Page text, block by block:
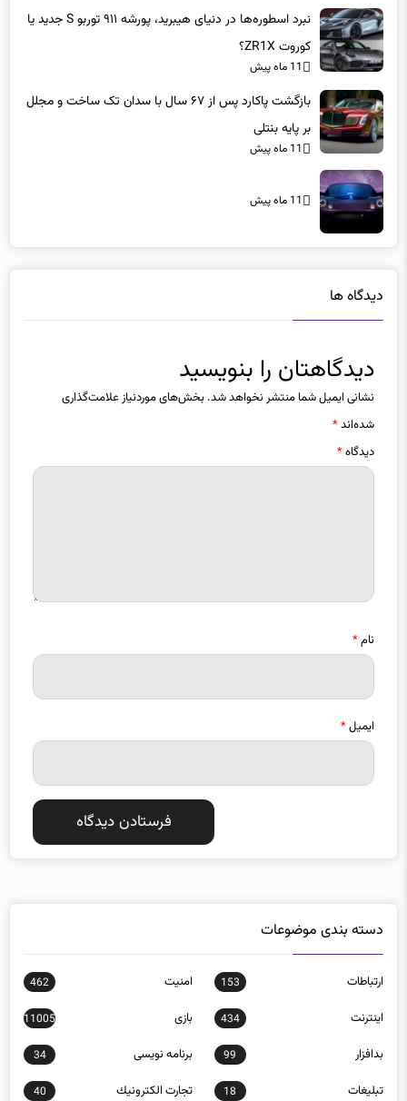
نبرد اسطوره‌ها در دنیای هیبرید، پورشه ۹۱۱ توربو S جدید یا
کوروت ZR1X؟
11 ماه پیش
بازگشت پاکارد پس از ۶۷ سال با سدان تک ساخت و مجلل
بر پایه بنتلی
11 ماه پیش
11 ماه پیش
دیدگاه ها
دیدگاهتان را بنویسید
نشانی ایمیل شما منتشر نخواهد شد. بخش‌های موردنیاز علامت‌گذاری
شده‌اند*
دیدگاه*
نام*
ایمیل*
دسته بندی موضوعات
ارتباطات 153 امنيت 462
اينترنت 434 بازی 11005
بدافزار 99 برنامه نويسی 34
تبلیغات 18 تجارت الكترونيك 40